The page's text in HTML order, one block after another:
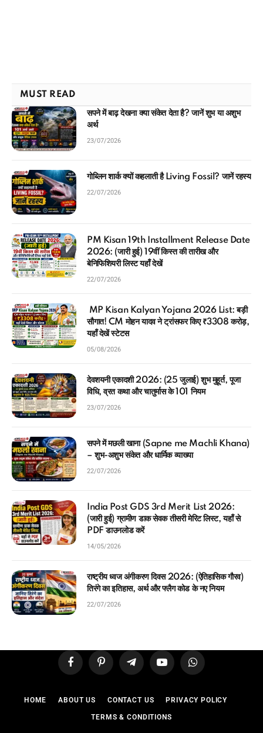
MUST READ
सपने में बाढ़ देखना क्या संकेत देता है? जानें शुभ या अशुभ
अर्थ
23/07/2026
गोब्लिन शार्क क्यों कहलाती है Living Fossil? जानें रहस्य
22/07/2026
PM Kisan 19th Installment Release Date
2026: (जारी हुई) 19वीं किस्त की तारीख और
बेनिफिशियरी लिस्ट यहाँ देखें
22/07/2026
MP Kisan Kalyan Yojana 2026 List: बड़ी
सौगात! CM मोहन यादव ने ट्रांसफर किए ₹3308 करोड़,
यहाँ देखें स्टेटस
05/08/2026
देवशयनी एकादशी 2026: (25 जुलाई) शुभ मुहूर्त, पूजा
विधि, व्रत कथा और चातुर्मास के 101 नियम
23/07/2026
सपने में मछली खाना (Sapne me Machli Khana)
– शुभ-अशुभ संकेत और धार्मिक व्याख्या
22/07/2026
India Post GDS 3rd Merit List 2026:
(जारी हुई) ग्रामीण डाक सेवक तीसरी मेरिट लिस्ट, यहाँ से
PDF डाउनलोड करें
14/05/2026
राष्ट्रीय ध्वज अंगीकरण दिवस 2026: (ऐतिहासिक गौरव)
तिरंगे का इतिहास, अर्थ और फ्लैग कोड के नए नियम
22/07/2026
FacebookPinterest TelegramYouTubeWhatsApp
HOME ABOUT US CONTACT US PRIVACY POLICY
TERMS & CONDITIONS